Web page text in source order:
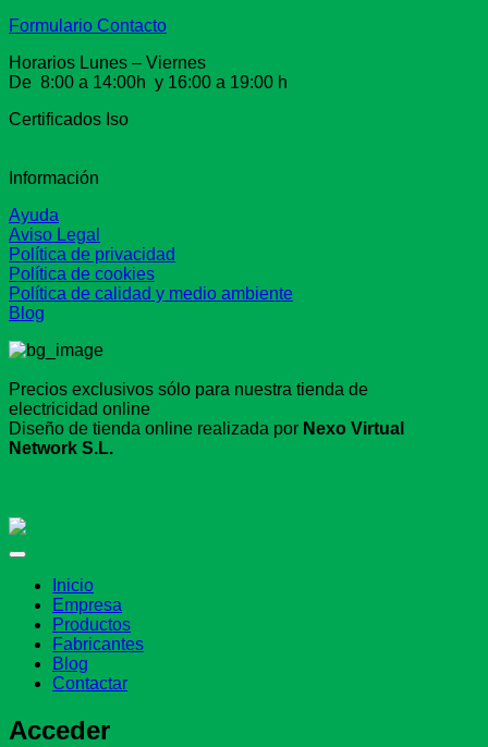
Formulario Contacto
Horarios Lunes – Viernes
De 8:00 a 14:00h y 16:00 a 19:00 h
Certificados Iso
Información
Ayuda
Aviso Legal
Política de privacidad
Política de cookies
Política de calidad y medio ambiente
Blog
Precios exclusivos sólo para nuestra tienda de
electricidad online
Diseño de tienda online realizada por Nexo Virtual
Network S.L.
Inicio
Empresa
Productos
Fabricantes
Blog
Contactar
Acceder